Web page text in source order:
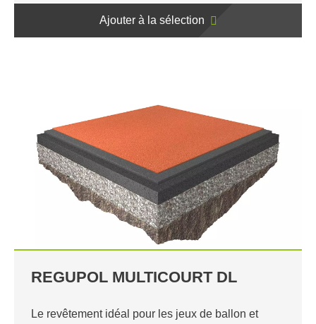
Ajouter à la sélection
REGUPOL MULTICOURT DL
Le revêtement idéal pour les jeux de ballon et